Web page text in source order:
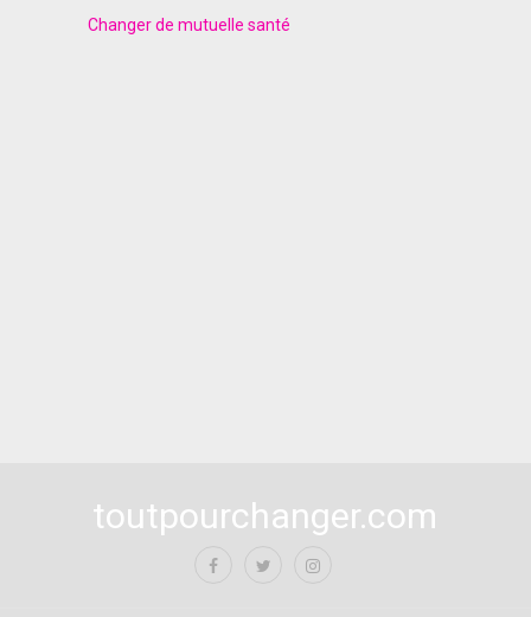
Changer de mutuelle santé
toutpourchanger.com